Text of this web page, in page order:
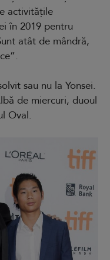
activitățile
în 2019 pentru
atât de mândră,
sau nu la Yonsei.
de miercuri, duoul
Oval.